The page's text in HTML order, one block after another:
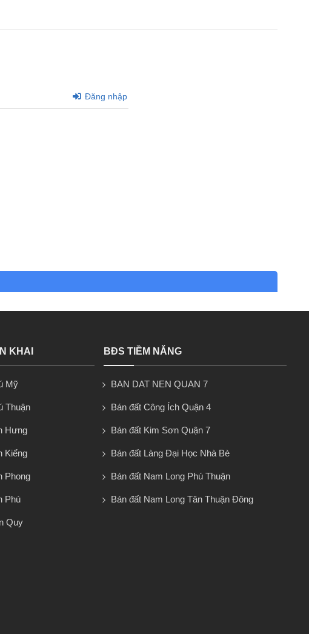
Đăng nhập
KHAI
Mỹ
Thuận
Hưng
Kiểng
Phong
Phú
Quy
BĐS TIỀM NĂNG
BAN DAT NEN QUAN 7
Bán đất Công Ích Quận 4
Bán đất Kim Sơn Quận 7
Bán đất Làng Đại Học Nhà Bè
Bán đất Nam Long Phú Thuận
Bán đất Nam Long Tân Thuận Đông